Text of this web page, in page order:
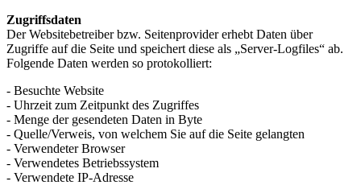
Zugriffsdaten
Der Websitebetreiber bzw. Seitenprovider erhebt Daten über
Zugriffe auf die Seite und speichert diese als „Server-Logfiles“ ab.
Folgende Daten werden so protokolliert:
- Besuchte Website
- Uhrzeit zum Zeitpunkt des Zugriffes
- Menge der gesendeten Daten in Byte
- Quelle/Verweis, von welchem Sie auf die Seite gelangten
- Verwendeter Browser
- Verwendetes Betriebssystem
- Verwendete IP-Adresse